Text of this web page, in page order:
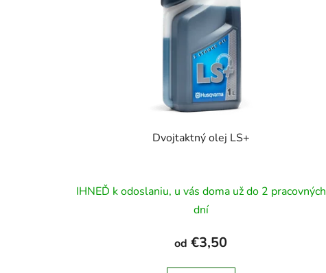
Dvojtaktný olej LS+
IHNEĎ k odoslaniu, u vás doma už do 2 pracovných
dní
od €3,50